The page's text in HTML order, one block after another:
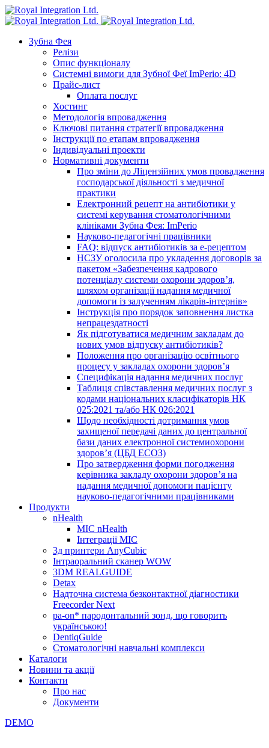
Зубна Фея
Релізи
Опис функціоналу
Системні вимоги для Зубної Феї ImPerio: 4D
Прайс-лист
Оплата послуг
Хостинг
Методологія впровадження
Ключові питання стратегії впровадження
Інструкції по етапам впровадження
Індивідуальні проекти
Нормативні документи
Про зміни до Ліцензійних умов провадження
господарської діяльності з медичної
практики
Електронний рецепт на антибіотики у
системі керування стоматологічними
клініками Зубна Фея: ImPerio
Науково-педагогічні працівники
FAQ: відпуск антибіотиків за е-рецептом
НСЗУ оголосила про укладення договорів за
пакетом «Забезпечення кадрового
потенціалу системи охорони здоров’я,
шляхом організації надання медичної
допомоги із залученням лікарів-інтернів»
Інструкція про порядок заповнення листка
непрацездатності
Як підготуватися медичним закладам до
нових умов відпуску антибіотиків?
Положення про організацію освітнього
процесу у закладах охорони здоров’я
Специфікація надання медичних послуг
Таблиця співставлення медичних послуг з
кодами національних класифікаторів НК
025:2021 та/або НК 026:2021
Щодо необхідності дотримання умов
захищеної передачі даних до центральної
бази даних електронної системиохорони
здоров’я (ЦБД ЕСОЗ)
Про затвердження форми погодження
керівника закладу охорони здоров’я на
надання медичної допомоги пацієнту
науково-педагогічними працівниками
Продукти
nHealth
МІС nHealth
Інтеграції МІС
3д принтери AnyCubic
Інтраоральний сканер WOW
3DM REALGUIDE
Detax
Надточна система безконтактної діагностики
Freecorder Next
pa-on* пародонтальний зонд, що говорить
українською!
DentiqGuide
Стоматологічні навчальні комплекси
Каталоги
Новини та акції
Контакти
Про нас
Документи
DEMO